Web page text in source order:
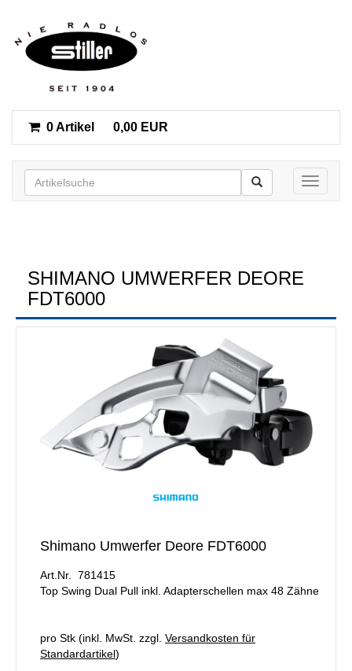
0 Artikel 0,00 EUR
Toggle
SHIMANO UMWERFER DEORE
FDT6000
Shimano Umwerfer Deore FDT6000
Art.Nr. 781415
Top Swing Dual Pull inkl. Adapterschellen max 48 Zähne
pro Stk (inkl. MwSt. zzgl. Versandkosten für
Standardartikel)